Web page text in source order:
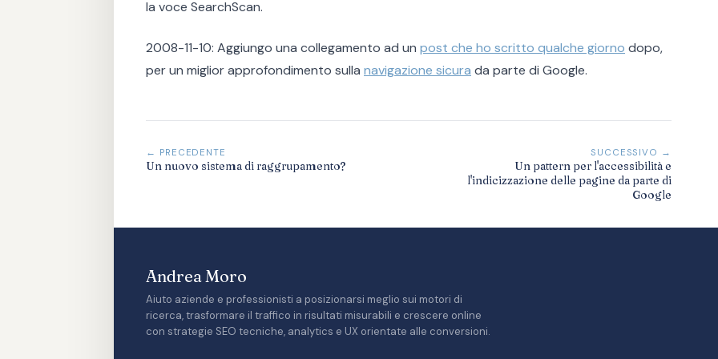
la voce SearchScan.
2008-11-10: Aggiungo una collegamento ad un post che ho scritto qualche giorno dopo,
per un miglior approfondimento sulla navigazione sicura da parte di Google.
← PRECEDENTE
Un nuovo sistema di raggrupamento?
SUCCESSIVO →
Un pattern per l'accessibilità e
l'indicizzazione delle pagine da parte di
Google
Andrea Moro
Aiuto aziende e professionisti a posizionarsi meglio sui motori di
ricerca, trasformare il traffico in risultati misurabili e crescere online
con strategie SEO tecniche, analytics e UX orientate alle conversioni.